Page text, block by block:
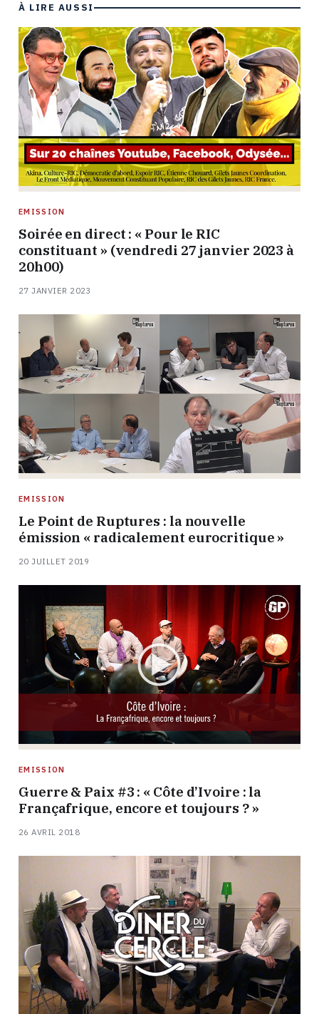
À LIRE AUSSI
EMISSION
Soirée en direct : « Pour le RIC
constituant » (vendredi 27 janvier 2023 à
20h00)
27 JANVIER 2023
EMISSION
Le Point de Ruptures : la nouvelle
émission « radicalement eurocritique »
20 JUILLET 2019
EMISSION
Guerre & Paix #3 : « Côte d’Ivoire : la
Françafrique, encore et toujours ? »
26 AVRIL 2018